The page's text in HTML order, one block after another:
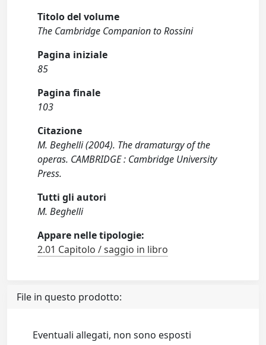
Titolo del volume
The Cambridge Companion to Rossini
Pagina iniziale
85
Pagina finale
103
Citazione
M. Beghelli (2004). The dramaturgy of the
operas. CAMBRIDGE : Cambridge University
Press.
Tutti gli autori
M. Beghelli
Appare nelle tipologie:
2.01 Capitolo / saggio in libro
File in questo prodotto:
Eventuali allegati, non sono esposti